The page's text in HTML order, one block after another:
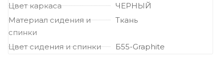
Цвет каркаса
ЧЕРНЫЙ
Материал сидения и
спинки
Ткань
Цвет сидения и спинки Б55-Graphite